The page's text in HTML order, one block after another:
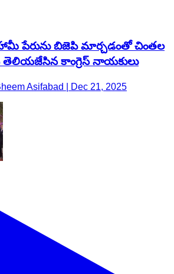
పేరును బిజెపి మార్చడంతో చింతల
కాంగ్రెస్ నాయకులు
Asifabad | Dec 21, 2025